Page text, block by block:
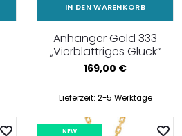
IN DEN WARENKORB
Anhänger Gold 333
„Vierblättriges Glück“
169,00 €
Lieferzeit: 2-5 Werktage
NEW